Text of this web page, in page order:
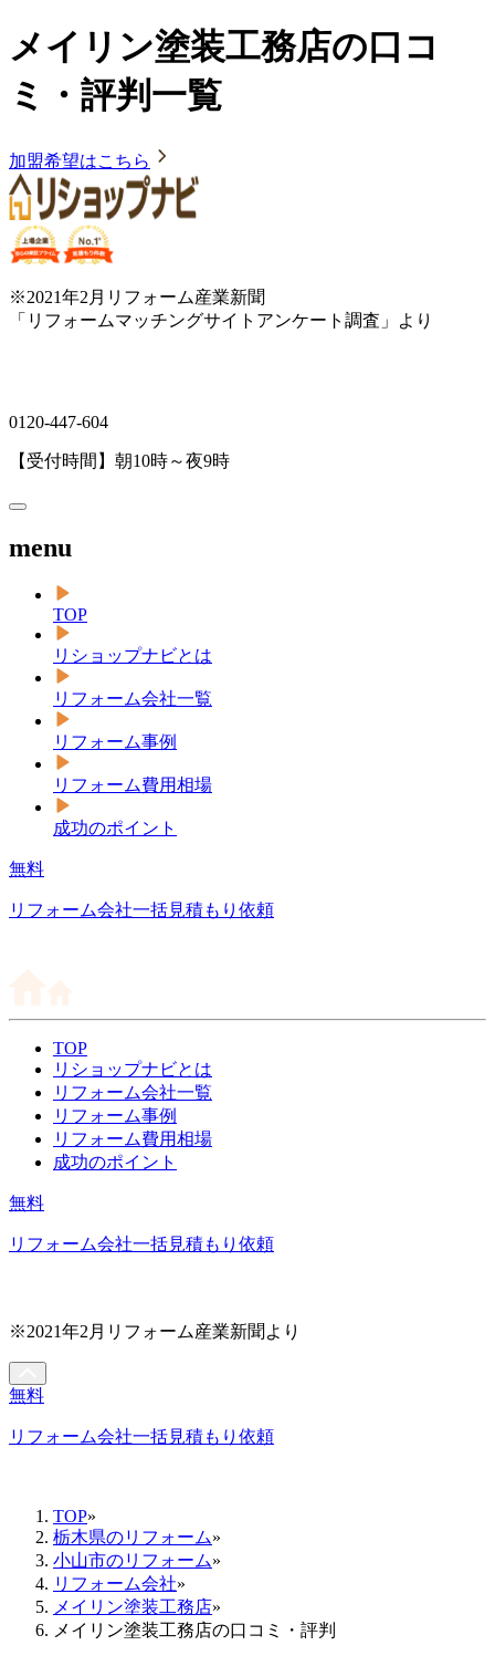
メイリン塗装工務店の口コ
ミ・評判一覧
加盟希望はこちら
※2021年2月リフォーム産業新聞
「リフォームマッチングサイトアンケート調査」より
0120-447-604
【受付時間】朝10時～夜9時
menu
TOP
リショップナビとは
リフォーム会社一覧
リフォーム事例
リフォーム費用相場
成功のポイント
無料
リフォーム会社一括見積もり依頼
TOP
リショップナビとは
リフォーム会社一覧
リフォーム事例
リフォーム費用相場
成功のポイント
無料
リフォーム会社一括見積もり依頼
※2021年2月リフォーム産業新聞より
無料
リフォーム会社一括見積もり依頼
TOP»
栃木県のリフォーム»
小山市のリフォーム»
リフォーム会社»
メイリン塗装工務店»
メイリン塗装工務店の口コミ・評判